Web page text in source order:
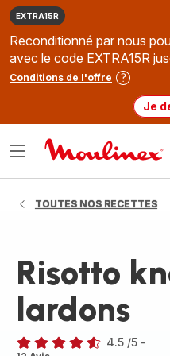
EXTRA15R
Reconditionné par nous
avec le code EXTRA15R
Conditions de l'offre
Je
Ouvrir
TOUTES NOS RECETTES
Risotto
lardons
4.5 /5 -